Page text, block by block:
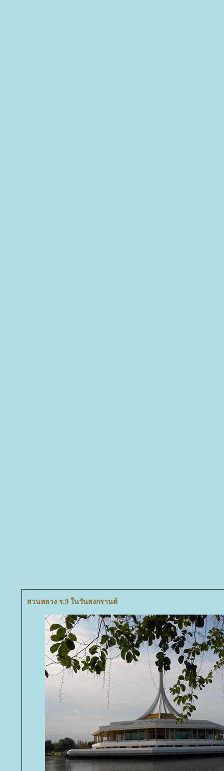
สวนหลวง ร.9 ในวันสงกรานต์